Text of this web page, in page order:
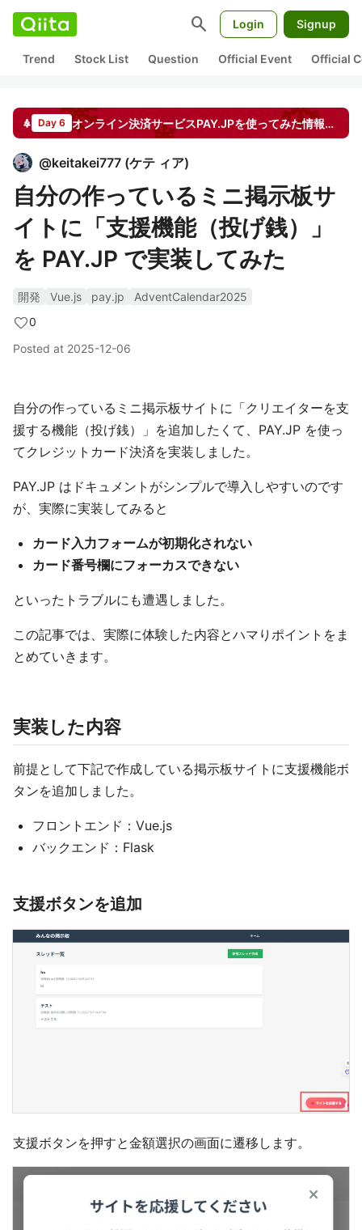
search Login Signup
Trend Stock List Question Official Event Official
Day 6 オンライン決済サービスPAY.JPを使ってみた情報をシェアしよう！ by PAY
@keitakei777 (ケテ ィア)
自分の作っているミニ掲示板サ
イトに「支援機能（投げ銭）」
を PAY.JP で実装してみた
開発 Vue.js pay.jp
AdventCalendar2025
0
Posted at 2025-12-06
自分の作っているミニ掲示板サイトに「クリエイターを支
援する機能（投げ銭）」を追加したくて、PAY.JP を使っ
てクレジットカード決済を実装しました。
PAY.JP はドキュメントがシンプルで導入しやすいのです
が、実際に実装してみると
カード入力フォームが初期化されない
カード番号欄にフォーカスできない
といったトラブルにも遭遇しました。
この記事では、実際に体験した内容とハマりポイントをま
とめていきます。
実装した内容
前提として下記で作成している掲示板サイトに支援機能ボ
タンを追加しました。
フロントエンド：Vue.js
バックエンド：Flask
支援ボタンを追加
支援ボタンを押すと金額選択の画面に遷移します。